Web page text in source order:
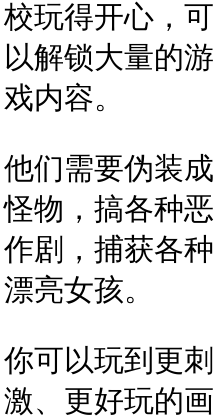
校玩得开心，可
以解锁大量的游
戏内容。
他们需要伪装成
怪物，搞各种恶
作剧，捕获各种
漂亮女孩。
你可以玩到更刺
激、更好玩的画